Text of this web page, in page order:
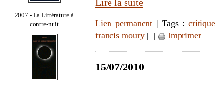
2007 - La Littérature à
contre-nuit
Lire la suite
Lien permanent| Tags :critique
francis moury | | Imprimer
15/07/2010